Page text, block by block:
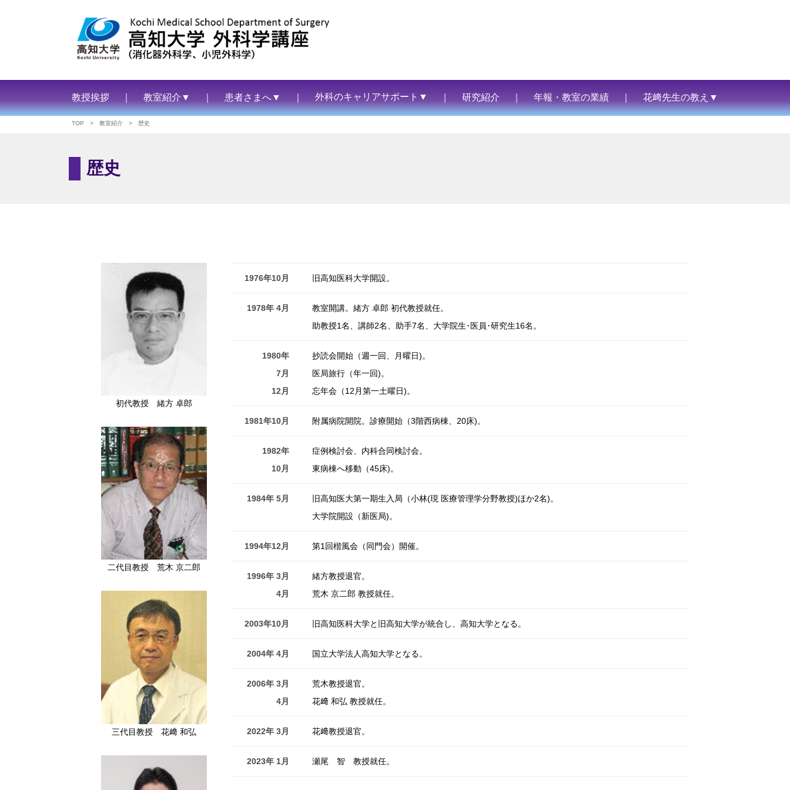
教授挨拶 教室紹介▼ 患者さまへ▼ 外科のキャリアサポート▼ 研究紹介 年報・教室の業績 花﨑先生の教え▼
TOP > 教室紹介 > 歴史
歴史
1976年10月 旧高知医科大学開設。
1978年 4月
教室開講。緒方 卓郎 初代教授就任。
助教授1名、講師2名、助手7名、大学院生･医員･研究生16名。
1980年
7月
12月
抄読会開始（週一回、月曜日)。
医局旅行（年一回)。
忘年会（12月第一土曜日)。
1981年10月 附属病院開院。診療開始（3階西病棟、20床)。
1982年
10月
症例検討会、内科合同検討会。
東病棟へ移動（45床)。
1984年 5月
旧高知医大第一期生入局（小林(現 医療管理学分野教授)ほか2名)。
大学院開設（新医局)。
1994年12月 第1回楷風会（同門会）開催。
1996年 3月
4月
緒方教授退官。
荒木 京二郎 教授就任。
2003年10月 旧高知医科大学と旧高知大学が統合し、高知大学となる。
2004年 4月 国立大学法人高知大学となる。
2006年 3月
4月
荒木教授退官。
花﨑 和弘 教授就任。
2022年 3月 花﨑教授退官。
2023年 1月 瀬尾 智 教授就任。
初代教授 緒方 卓郎
二代目教授 荒木 京二郎
三代目教授 花﨑 和弘